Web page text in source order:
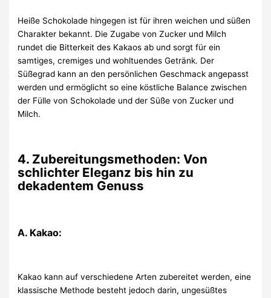
Heiße Schokolade hingegen ist für ihren weichen und süßen
Charakter bekannt. Die Zugabe von Zucker und Milch
rundet die Bitterkeit des Kakaos ab und sorgt für ein
samtiges, cremiges und wohltuendes Getränk. Der
Süßegrad kann an den persönlichen Geschmack angepasst
werden und ermöglicht so eine köstliche Balance zwischen
der Fülle von Schokolade und der Süße von Zucker und
Milch.
4. Zubereitungsmethoden: Von
schlichter Eleganz bis hin zu
dekadentem Genuss
A. Kakao:
Kakao kann auf verschiedene Arten zubereitet werden, eine
klassische Methode besteht jedoch darin, ungesüßtes